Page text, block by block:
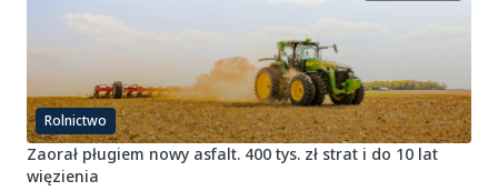
Rolnictwo
Zaorał pługiem nowy asfalt. 400 tys. zł strat i do 10 lat
więzienia